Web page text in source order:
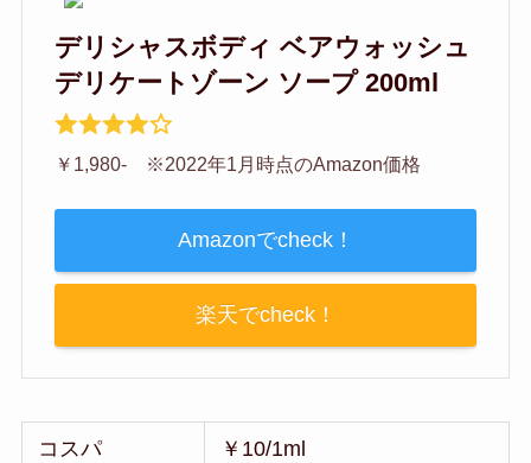
デリシャスボディ ベアウォッシュ
デリケートゾーン ソープ 200ml
￥1,980- ※2022年1月時点のAmazon価格
Amazonでcheck！
楽天でcheck！
コスパ ￥10/1ml